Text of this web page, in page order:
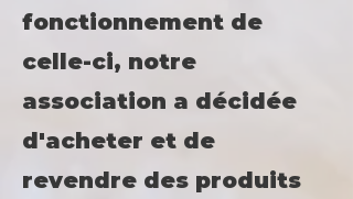
fonctionnement de
celle-ci, notre
association a décidée
d'acheter et de
revendre des produits